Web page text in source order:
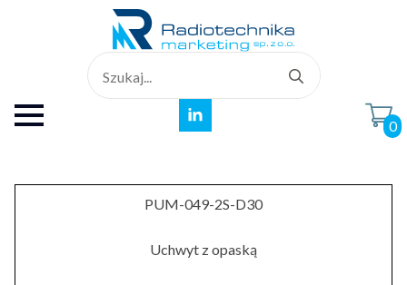
for:
0
PUM-049-2S-D30
Uchwyt z opaską